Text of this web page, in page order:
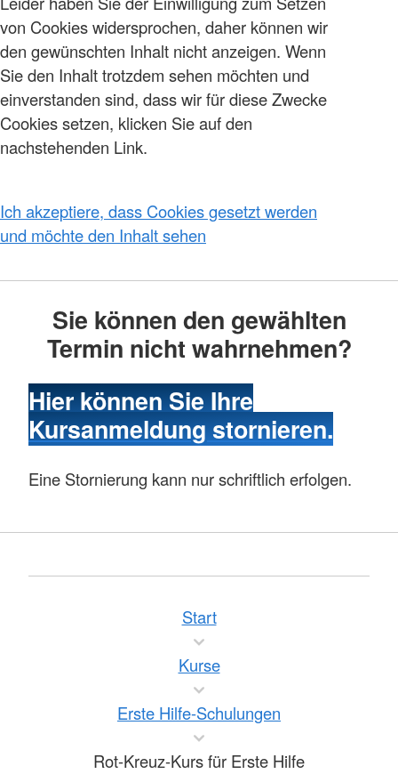
von Cookies widersprochen, daher können wir
den gewünschten Inhalt nicht anzeigen. Wenn
Sie den Inhalt trotzdem sehen möchten und
einverstanden sind, dass wir für diese Zwecke
Cookies setzen, klicken Sie auf den
nachstehenden Link.
Ich akzeptiere, dass Cookies gesetzt werden
und möchte den Inhalt sehen
Sie können den gewählten
Termin nicht wahrnehmen?
Hier können Sie Ihre
Kursanmeldung stornieren.
Eine Stornierung kann nur schriftlich erfolgen.
Start
Kurse
Erste Hilfe-Schulungen
Rot-Kreuz-Kurs für Erste Hilfe